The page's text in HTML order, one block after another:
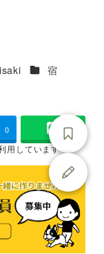
施設ジャンル
宿
0
用しています